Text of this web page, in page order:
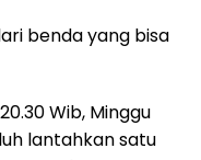
benda yang bisa
Wib, Minggu
lantahkan satu